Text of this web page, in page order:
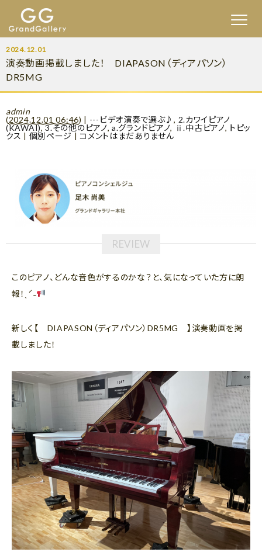
2024.12.01
演奏動画掲載しました！ DIAPASON（ディアパソン）
DR5MG
admin
(2024.12.01 06:46) | ---ビデオ演奏で選ぶ♪, 2.カワイピアノ
(KAWAI),3.その他のピアノ,a.グランドピアノ, ⅱ.中古ピアノ, トピッ
クス | 個別ページ |コメントはまだありません
このピアノ、どんな音色がするのかな？と、気になっていた方に朗
報！ˎˊ˗
新しく【 DIAPASON（ディアパソン）DR5MG 】演奏動画を掲
載しました！